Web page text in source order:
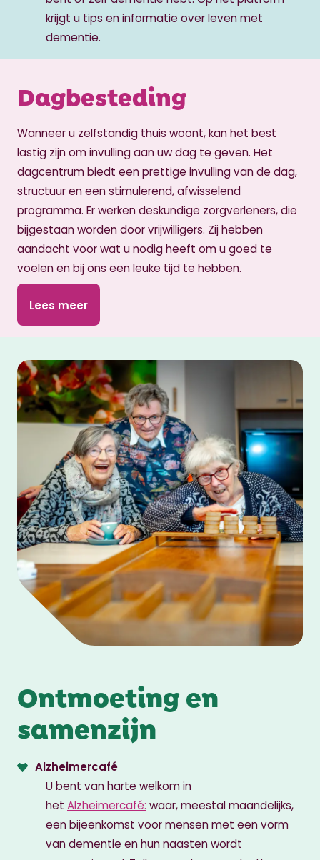
krijgt u tips en informatie over leven met
dementie.
Dagbesteding
Wanneer u zelfstandig thuis woont, kan het best
lastig zijn om invulling aan uw dag te geven. Het
dagcentrum biedt een prettige invulling van de dag,
structuur en een stimulerend, afwisselend
programma. Er werken deskundige zorgverleners, die
bijgestaan worden door vrijwilligers. Zij hebben
aandacht voor wat u nodig heeft om u goed te
voelen en bij ons een leuke tijd te hebben.
Lees meer
Ontmoeting en
samenzijn
Alzheimercafé
U bent van harte welkom in
het Alzheimercafé: waar, meestal maandelijks,
een bijeenkomst voor mensen met een vorm
van dementie en hun naasten wordt